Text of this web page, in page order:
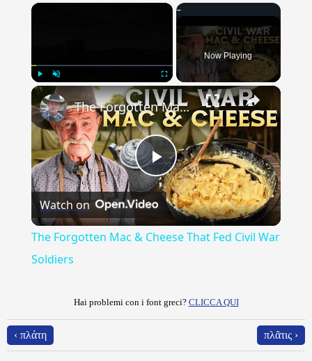
×
Play Unmute Fullscreen
Now Playing
×
Play
Video
The Forgotten Mac & Cheese That Fed Civil War Soldiers
Watch on
The Forgotten Mac & Cheese That Fed Civil War
Soldiers
Hai problemi con i font greci? CLICCA QUI
‹ πλάτη πλᾶτις ›